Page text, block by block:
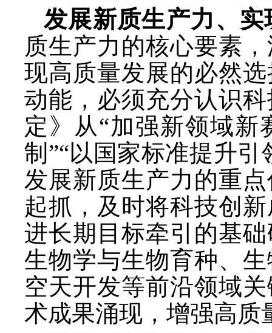
发展新质生产力、
质生产力的核心要素
现高质量发展的必然
动能，必须充分认识
定》从“加强新领域新
制”“以国家标准提升
发展新质生产力的重
起抓，及时将科技创
进长期目标牵引的基
生物学与生物育种、
空天开发等前沿领域
术成果涌现，增强高质